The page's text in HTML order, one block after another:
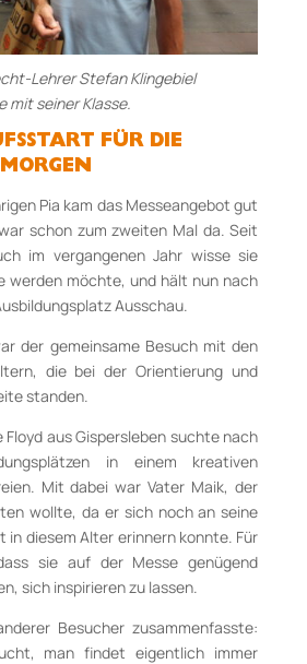
Lehrer Stefan Klingebiel
mit seiner Klasse.
FÜR DIE
Pia kam das Messeangebot gut
schon zum zweiten Mal da. Seit
im vergangenen Jahr wisse sie
werden möchte, und hält nun nach
Ausschau.
der gemeinsame Besuch mit den
die bei der Orientierung und
standen.
Floyd aus Gispersleben suchte nach
in einem kreativen
Mit dabei war Vater Maik, der
wollte, da er sich noch an seine
in diesem Alter erinnern konnte. Für
sie auf der Messe genügend
sich inspirieren zu lassen.
Besucher zusammenfasste:
man findet eigentlich immer